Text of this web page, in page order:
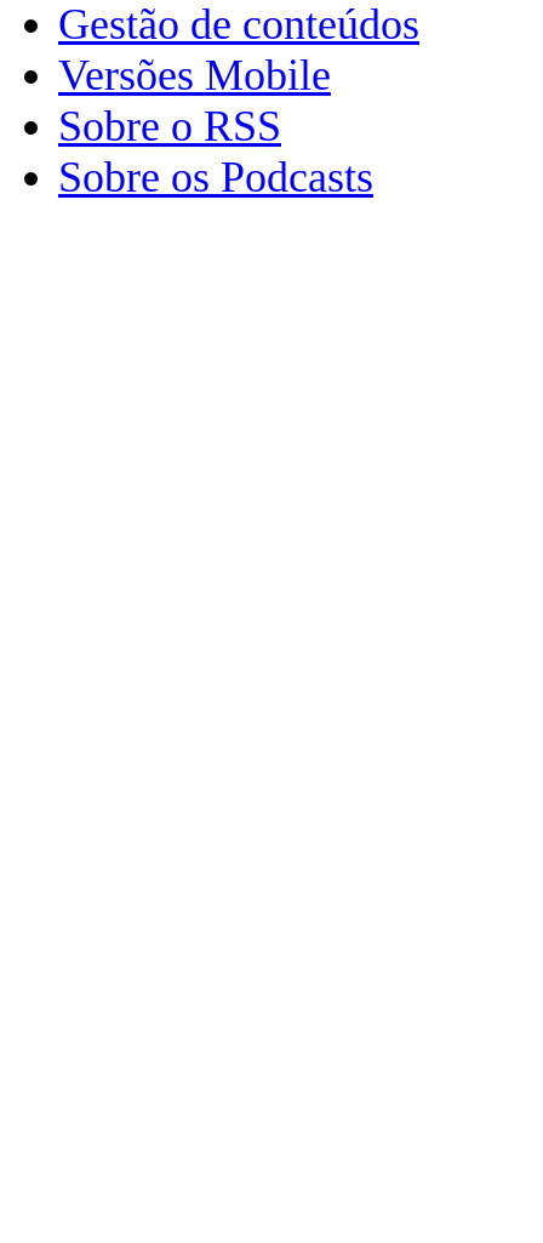
Gestão de conteúdos
Versões Mobile
Sobre o RSS
Sobre os Podcasts